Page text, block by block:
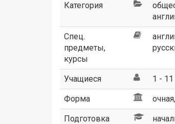
Категория
Спец.
предметы,
курсы
Учащиеся 1 -
Форма
Подготовка